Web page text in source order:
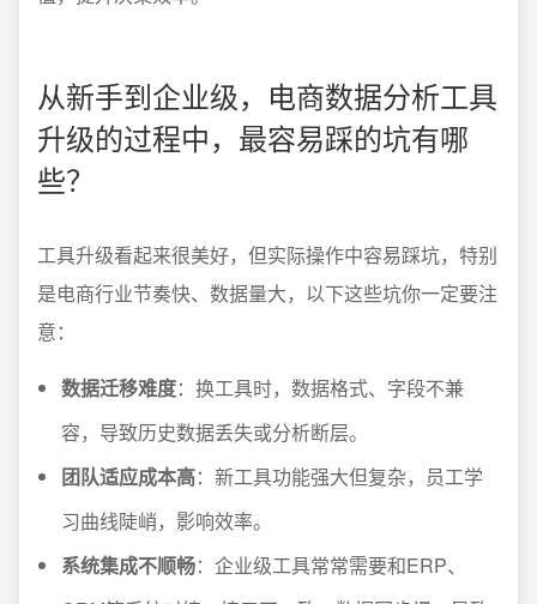
从新手到企业级，电商数据分析工具
升级的过程中，最容易踩的坑有哪
些？
工具升级看起来很美好，但实际操作中容易踩坑，特别
是电商行业节奏快、数据量大，以下这些坑你一定要注
意：
数据迁移难度：换工具时，数据格式、字段不兼
容，导致历史数据丢失或分析断层。
团队适应成本高：新工具功能强大但复杂，员工学
习曲线陡峭，影响效率。
系统集成不顺畅：企业级工具常常需要和ERP、